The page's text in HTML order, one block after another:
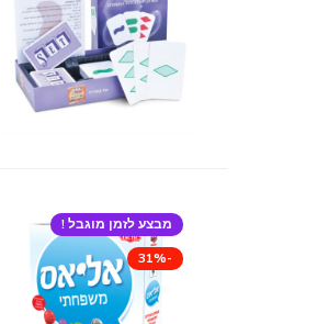
מבצע לזמן מוגבל !
-31%